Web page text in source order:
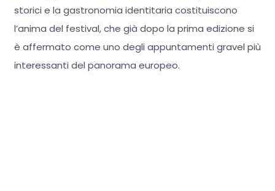
storici e la gastronomia identitaria costituiscono
l’anima del festival, che già dopo la prima edizione si
è affermato come uno degli appuntamenti gravel più
interessanti del panorama europeo.